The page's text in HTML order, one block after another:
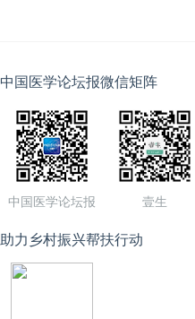
中国医学论坛报微信矩阵
中国医学论坛报 壹生
助力乡村振兴帮扶行动